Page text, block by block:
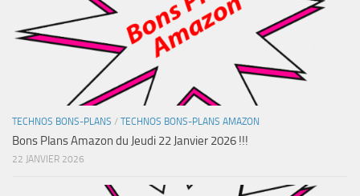
TECHNOS BONS-PLANS / TECHNOS BONS-PLANS AMAZON
Bons Plans Amazon du Jeudi 22 Janvier 2026 !!!
22 JANVIER 2026